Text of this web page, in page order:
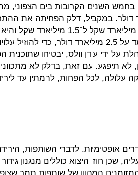
השנים הקרובות בים הצפוני,
2 מיליארד דולר. במקביל, דלק הפחיתה את
מעסקת שברון, מ־2.9 מיליארד שקל
החוב של לווייתן, שעומד על 2.5 מיליארד דולר,
על ידי עידן וולס, יבטיחו שתוכנית
לא תיפגע. עם זאת, בדלק לא
עלולה, לכל הפחות, להמתין עד
אופטימיות. לדברי השותפות,
שכן חוזי היצוא כוללים מנגנון
המהוון של שותפות תמר